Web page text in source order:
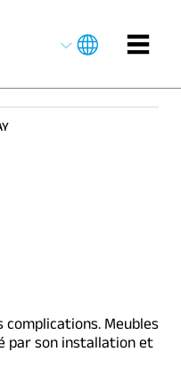
Meubles
par son installation et